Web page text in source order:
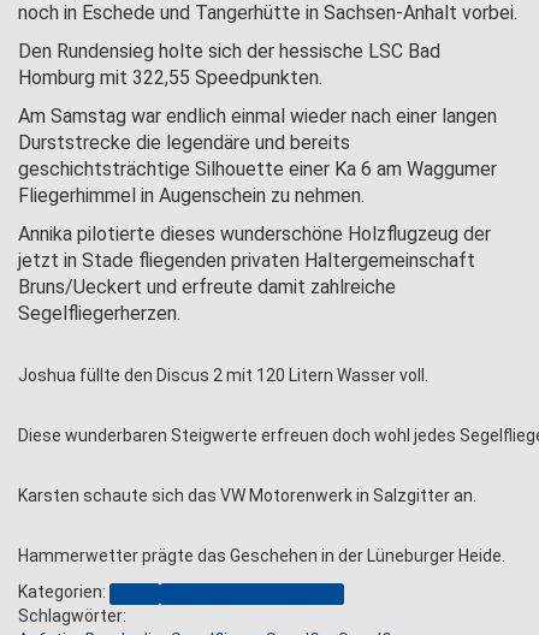
noch in Eschede und Tangerhütte in Sachsen-Anhalt vorbei.
Den Rundensieg holte sich der hessische LSC Bad
Homburg mit 322,55 Speedpunkten.
Am Samstag war endlich einmal wieder nach einer langen
Durststrecke die legendäre und bereits
geschichtsträchtige Silhouette einer Ka 6 am Waggumer
Fliegerhimmel in Augenschein zu nehmen.
Annika pilotierte dieses wunderschöne Holzflugzeug der
jetzt in Stade fliegenden privaten Haltergemeinschaft
Bruns/Ueckert und erfreute damit zahlreiche
Segelfliegerherzen.
Joshua füllte den Discus 2 mit 120 Litern Wasser voll.
Diese wunderbaren Steigwerte erfreuen doch wohl jedes
Karsten schaute sich das VW Motorenwerk in Salzgitter an.
Hammerwetter prägte das Geschehen in der Lüneburger Heide.
Kategorien:
Schlagwörter: